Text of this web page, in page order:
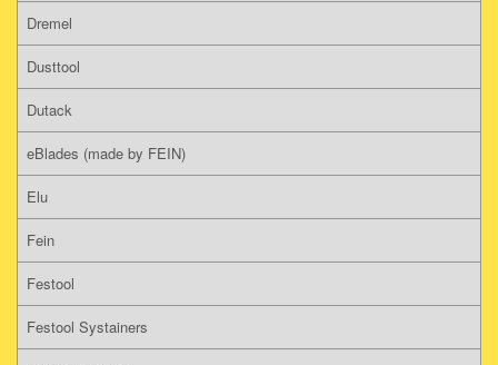
Dremel
Dusttool
Dutack
eBlades (made by FEIN)
Elu
Fein
Festool
Festool Systainers